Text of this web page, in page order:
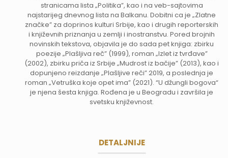
stranicama lista „Politika”, kao i na veb-sajtovima
najstarijeg dnevnog lista na Balkanu. Dobitni ca je „Zlatne
značke” za doprinos kulturi Srbije, kao i drugih reporterskih
i književnih priznanja u zemlji i inostranstvu. Pored brojnih
novinskih tekstova, objavila je do sada pet knjiga: zbirku
poezije „Plašljiva reč” (1999), roman „Izlet iz tvrđave”
(2002), zbirku priča iz Srbije „Mudrost iz bačije” (2013), kao i
dopunjeno reizdanje „Plašljive reči” 2019, a poslednja je
roman „Vetruška koje opet ima” (2021). “U džungli bogova“
je njena šesta knjiga. Rođena je u Beogradu i završila je
svetsku književnost.
DETALJNIJE